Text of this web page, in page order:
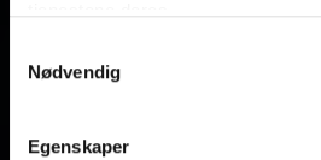
Nødvendig
Egenskaper